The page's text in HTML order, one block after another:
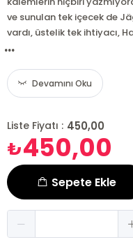
ve sunulan tek içecek de
vardı, üstelik tek ihtiyacı,
...
Devamını Oku
Liste Fiyatı : 450,00
₺450,00
Sepete Ekle